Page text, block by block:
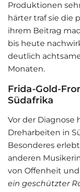
Produktionen
härter traf sie die
ihrem Beitrag
bis heute
deutlich
Monaten.
Frida-Gold-
Südafrika
Vor der Diagnose
Dreharbeiten in
Besonderes
anderen
von Offenheit
ein geschützter